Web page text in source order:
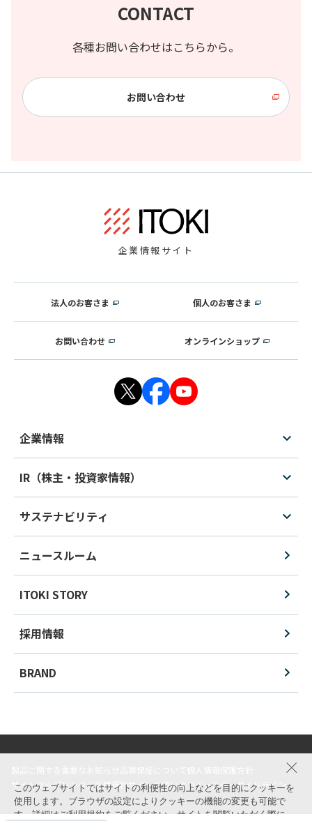
CONTACT
各種お問い合わせはこちらから。
お問い合わせ
企業情報サイト
法人のお客さま 個人のお客さま
お問い合わせ オンラインショップ
企業情報
IR（株主・投資家情報）
サステナビリティ
ニュースルーム
ITOKI STORY
採用情報
BRAND
サイトマップリンク ご利用規約 サイトの使い方 コミュニティガイドライン
このウェブサイトではサイトの利便性の向上などを目的にクッキーを
使用します。ブラウザの設定によりクッキーの機能の変更も可能で
す。詳細は ご利用規約をご覧ください。サイトを閲覧いただく際に